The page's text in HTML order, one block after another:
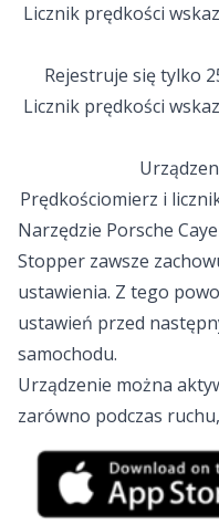
Licznik prędkości
Rejestruje się tylko
Licznik prędkości
Prędkościomierz i
Narzędzie Porsche
Stopper zawsze
ustawienia. Z tego
ustawień przed
samochodu.
Urządzenie można
zarówno podczas